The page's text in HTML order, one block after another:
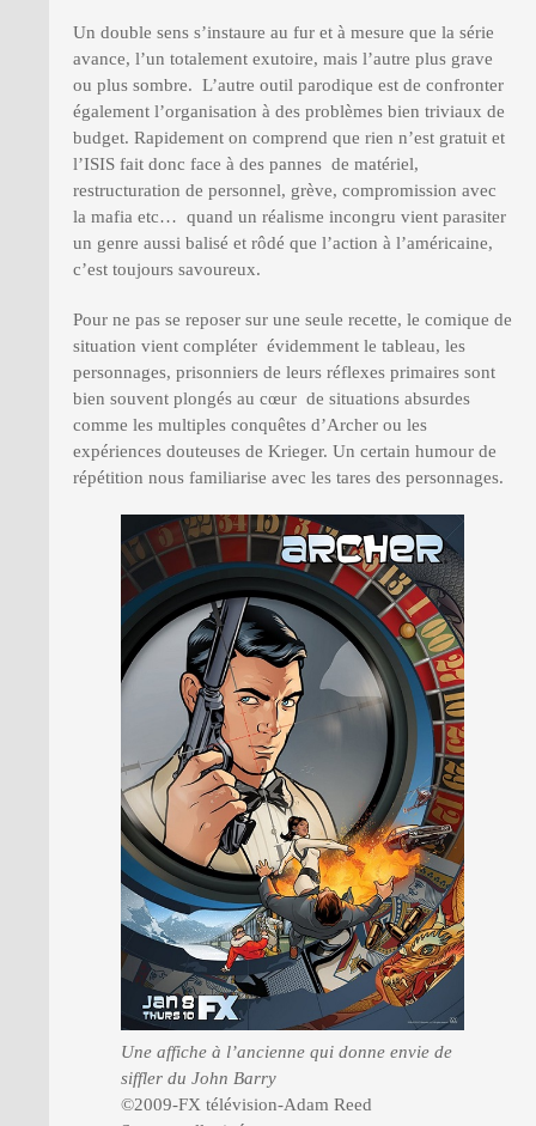
Un double sens s’instaure au fur et à mesure que la série
avance, l’un totalement exutoire, mais l’autre plus grave
ou plus sombre. L’autre outil parodique est de confronter
également l’organisation à des problèmes bien triviaux de
budget. Rapidement on comprend que rien n’est gratuit et
l’ISIS fait donc face à des pannes de matériel,
restructuration de personnel, grève, compromission avec
la mafia etc… quand un réalisme incongru vient parasiter
un genre aussi balisé et rôdé que l’action à l’américaine,
c’est toujours savoureux.
Pour ne pas se reposer sur une seule recette, le comique de
situation vient compléter évidemment le tableau, les
personnages, prisonniers de leurs réflexes primaires sont
bien souvent plongés au cœur de situations absurdes
comme les multiples conquêtes d’Archer ou les
expériences douteuses de Krieger. Un certain humour de
répétition nous familiarise avec les tares des personnages.
Une affiche à l’ancienne qui donne envie de
siffler du John Barry
©2009-FX télévision-Adam Reed